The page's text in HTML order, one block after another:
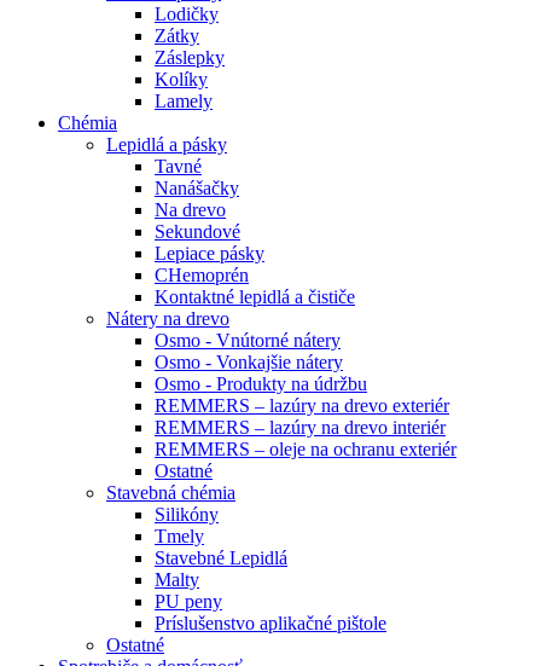
Lodičky
Zátky
Záslepky
Kolíky
Lamely
Chémia
Lepidlá a pásky
Tavné
Nanášačky
Na drevo
Sekundové
Lepiace pásky
CHemoprén
Kontaktné lepidlá a čističe
Nátery na drevo
Osmo - Vnútorné nátery
Osmo - Vonkajšie nátery
Osmo - Produkty na údržbu
REMMERS – lazúry na drevo exteriér
REMMERS – lazúry na drevo interiér
REMMERS – oleje na ochranu exteriér
Ostatné
Stavebná chémia
Silikóny
Tmely
Stavebné Lepidlá
Malty
PU peny
Príslušenstvo aplikačné pištole
Ostatné